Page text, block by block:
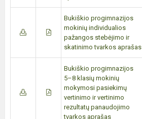
Bukiškio progimnazijos
mokinių individualios
pažangos stebėjimo ir
skatinimo tvarkos aprašas
Bukiškio progimnazijos
5–8 klasių mokinių
mokymosi pasiekimų
vertinimo ir vertinimo
rezultatų panaudojimo
tvarkos aprašas